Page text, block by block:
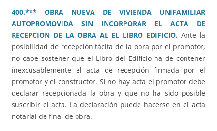
400.*** OBRA NUEVA DE VIVIENDA UNIFAMILIAR
AUTOPROMOVIDA SIN INCORPORAR EL ACTA DE
RECEPCION DE LA OBRA AL EL LIBRO EDIFICIO.Ante la
posibilidad de recepción tácita de la obra por el promotor,
no cabe sostener que el Libro del Edificio ha de contener
inexcusablemente el acta de recepción firmada por el
promotor y el constructor. Si no hay acta el promotor debe
declarar recepcionada la obra y que no ha sido posible
suscribir el acta. La declaración puede hacerse en el acta
notarial de final de obra.